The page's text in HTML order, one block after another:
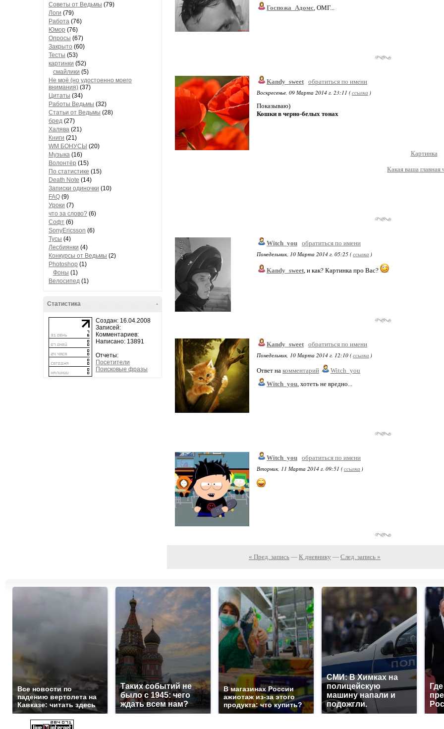
Советы от Ведьмы (79)
Логи (79)
Работа (76)
Юмор (76)
Опросы (67)
Закрыто (60)
Тесты (53)
картинки (52)
смайлики (5)
Не моё (но удостоенно моего
внимания) (37)
Цитаты (34)
Работы Ведьмы (32)
Статьи от Ведьмы (28)
бред (27)
Халява (21)
Книги (21)
WM БОНУСЫ (20)
Музыка (16)
Волонтёр (15)
По статистике (15)
Death Note (14)
Записки одиночки (10)
FAQ (9)
Уроки (7)
что за слово? (6)
Софт (6)
SonyEricsson (6)
Тусы (4)
Лесбиянки (4)
Конкурсы от Ведьмы (2)
Photoshop (1)
Фоны (1)
Велосипед (1)
-
Статистика
Создан: 16.04.2008
Записей:
Комментариев:
Написано: 13891
Отчеты:
Посетители
Поисковые фразы
Госпожа_Адомс, ОМГ...
Kandy_sweet обратиться по имени
Воскресенье, 09 Марта 2014 г. 23:11 (ссылка )
Показываю)
Кошки в черно-белых тонах
Картинка
Какая ваша главная
Witch_you обратиться по имени
Понедельник, 10 Марта 2014 г. 05:25 (ссылка )
Kandy_sweet, и как? Картинка про Вас?
Kandy_sweet обратиться по имени
Понедельник, 10 Марта 2014 г. 12:10 (ссылка )
Ответ на комментарий
Witch_you
Witch_you, хотеть не вредно...
Witch_you обратиться по имени
Вторник, 11 Марта 2014 г. 09:51 (ссылка )
« Пред. запись — К дневнику — След. запись »
Все новости по
падению вертолета на
Кавказе: читать здесь
Таких событий не
было с 1945: чего
ждать всем нам?
В магазинах России
ажиотаж из-за этого
продукта: что купить?
СМИ: В Химках на
полицейскую
машину напали и
подожгли.